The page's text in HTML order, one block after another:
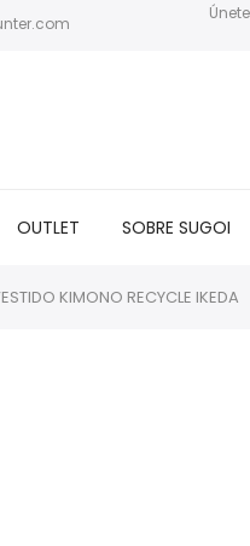
OUTLET SOBRE SUGOI
KIMONO RECYCLE IKEDA